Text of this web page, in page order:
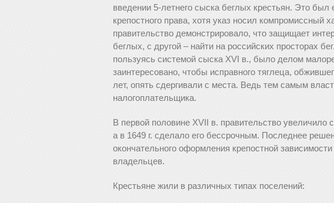
введении 5-летнего сыска беглых крестьян. Это
крепостного права, хотя указ носил компромиссный
правительство демонстрировало, что защищает
беглых, с другой – найти на российских просторах
пользуясь системой сыска ХVI в., было делом
заинтересовано, чтобы исправного тяглеца,
лет, опять сдергивали с места. Ведь тем самым
налогоплательщика.
В первой половине ХVII в. правительство увеличило
а в 1649 г. сделало его бессрочным. Последнее
окончательного оформления крепостной
владельцев.
Крестьяне жили в различных типах поселений: